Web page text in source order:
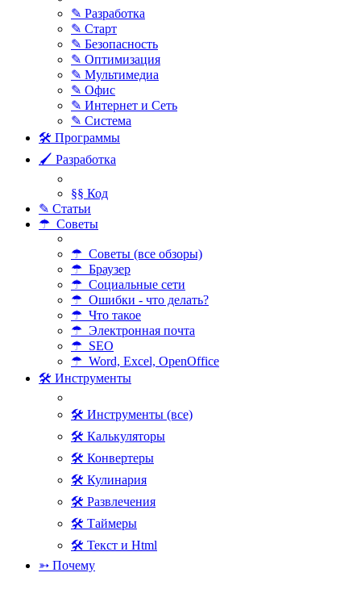
✎ Разработка
✎ Старт
✎ Безопасность
✎ Оптимизация
✎ Мультимедиа
✎ Офис
✎ Интернет и Сеть
✎ Система
🛠 Программы
🖌 Разработка
§§ Код
✎ Статьи
☂ Советы
☂ Советы (все обзоры)
☂ Браузер
☂ Социальные сети
☂ Ошибки - что делать?
☂ Что такое
☂ Электронная почта
☂ SEO
☂ Word, Excel, OpenOffice
🛠 Инструменты
🛠 Инструменты (все)
🛠 Калькуляторы
🛠 Конвертеры
🛠 Кулинария
🛠 Развлечения
🛠 Таймеры
🛠 Текст и Html
➳ Почему